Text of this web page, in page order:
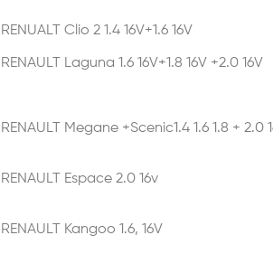
RENUALT Clio 2 1.4 16V+1.6 16V
RENAULT Laguna 1.6 16V+1.8 16V +2.0 16V
RENAULT Megane +Scenic1.4 1.6 1.8 + 2.0
RENAULT Espace 2.0 16v
RENAULT Kangoo 1.6, 16V